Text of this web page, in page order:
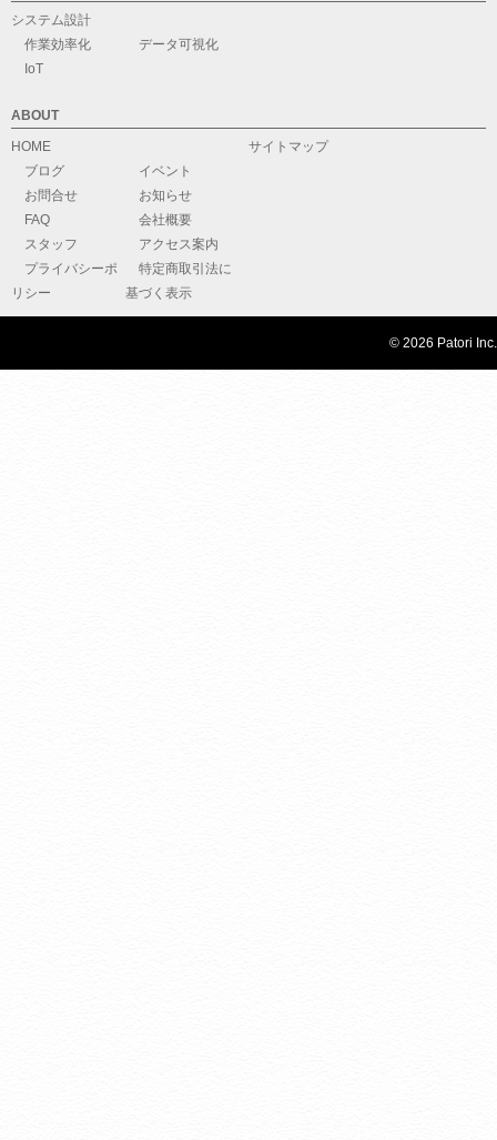
システム設計
作業効率化
データ可視化
IoT
ABOUT
HOME
ブログ
イベント
お問合せ
お知らせ
FAQ
会社概要
スタッフ
アクセス案内
プライバシーポ
リシー
特定商取引法に
基づく表示
サイトマップ
© 2026 Patori Inc.